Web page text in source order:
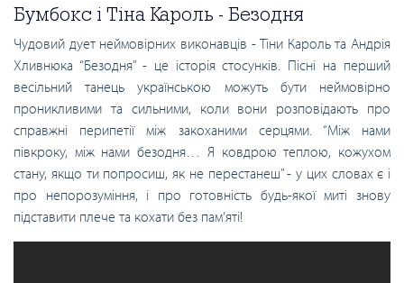
Бумбокс і Тіна Кароль - Безодня
Чудовий дует неймовірних виконавців - Тіни Кароль та Андрія
Хливнюка “Безодня” - це історія стосунків. Пісні на перший
весільний танець українською можуть бути неймовірно
проникливими та сильними, коли вони розповідають про
справжні перипетії між закоханими серцями. “Між нами
півкроку, між нами безодня… Я ковдрою теплою, кожухом
стану, якщо ти попросиш, як не перестанеш” - у цих словах є і
про непорозуміння, і про готовність будь-якої миті знову
підставити плече та кохати без пам’яті!